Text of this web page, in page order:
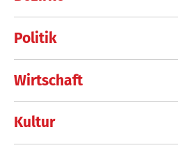
Politik
Wirtschaft
Kultur